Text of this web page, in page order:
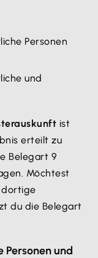
Personen
und
ist
erteilt zu
Belegart 9
Möchtest
dortige
du die Belegart
Personen und